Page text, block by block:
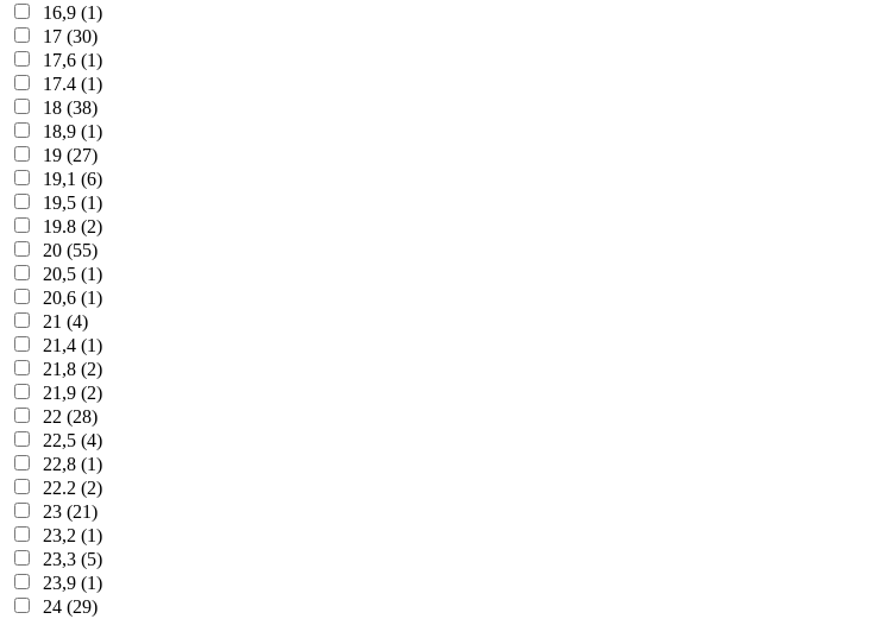
16,9 (1)
17 (30)
17,6 (1)
17.4 (1)
18 (38)
18,9 (1)
19 (27)
19,1 (6)
19,5 (1)
19.8 (2)
20 (55)
20,5 (1)
20,6 (1)
21 (4)
21,4 (1)
21,8 (2)
21,9 (2)
22 (28)
22,5 (4)
22,8 (1)
22.2 (2)
23 (21)
23,2 (1)
23,3 (5)
23,9 (1)
24 (29)